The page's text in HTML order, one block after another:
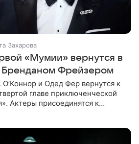
Захарова
«Мумии» вернутся в
Бренданом Фрейзером
и Одед Фер вернутся к
главе приключенческой
Актеры присоединятся к